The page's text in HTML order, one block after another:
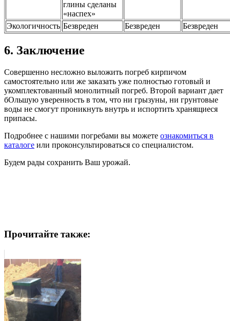
глины сделаны
«наспех»
Экологичность Безвреден Безвреден Безвреден
6. Заключение
Совершенно несложно выложить погреб кирпичом
самостоятельно или же заказать уже полностью готовый и
укомплектованный монолитный погреб. Второй вариант дает
бОльшую уверенность в том, что ни грызуны, ни грунтовые
воды не смогут проникнуть внутрь и испортить хранящиеся
припасы.
Подробнее с нашими погребами вы можете ознакомиться в
каталоге или проконсультироваться со специалистом.
Будем рады сохранить Ваш урожай.
Прочитайте также: